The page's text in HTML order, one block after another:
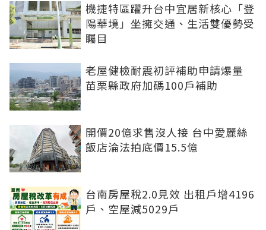
機捷特區躍升台中宜居新核心「登
陽華境」坐擁交通、生活雙優勢受
矚目
老屋健檢耐震初評補助申請爆量
苗栗縣政府加碼100戶補助
開價20億求售沒人接 台中愛麗絲
飯店淪法拍底價15.5億
台南房屋稅2.0見效 出租戶增4196
戶、空屋減5029戶